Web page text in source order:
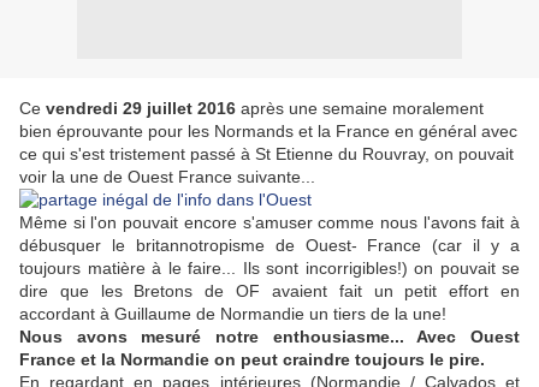
Ce vendredi 29 juillet 2016 après une semaine moralement
bien éprouvante pour les Normands et la France en général avec
ce qui s'est tristement passé à St Etienne du Rouvray, on pouvait
voir la une de Ouest France suivante...
Même si l'on pouvait encore s'amuser comme nous l'avons fait à
débusquer le britannotropisme de Ouest- France (car il y a
toujours matière à le faire... Ils sont incorrigibles!) on pouvait se
dire que les Bretons de OF avaient fait un petit effort en
accordant à Guillaume de Normandie un tiers de la une!
Nous avons mesuré notre enthousiasme... Avec Ouest
France et la Normandie on peut craindre toujours le pire.
En regardant en pages intérieures (Normandie / Calvados et